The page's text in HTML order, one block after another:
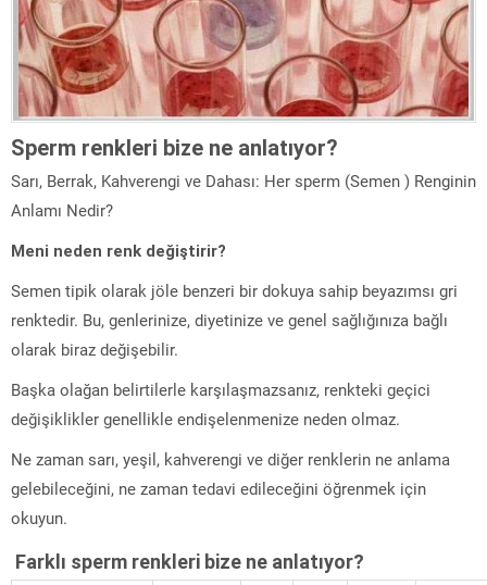
Sperm renkleri bize ne anlatıyor?
Sarı, Berrak, Kahverengi ve Dahası: Her sperm (Semen ) Renginin
Anlamı Nedir?
Meni neden renk değiştirir?
Semen tipik olarak jöle benzeri bir dokuya sahip beyazımsı gri
renktedir. Bu, genlerinize, diyetinize ve genel sağlığınıza bağlı
olarak biraz değişebilir.
Başka olağan belirtilerle karşılaşmazsanız, renkteki geçici
değişiklikler genellikle endişelenmenize neden olmaz.
Ne zaman sarı, yeşil, kahverengi ve diğer renklerin ne anlama
gelebileceğini, ne zaman tedavi edileceğini öğrenmek için
okuyun.
Farklı sperm renkleri bize ne anlatıyor?